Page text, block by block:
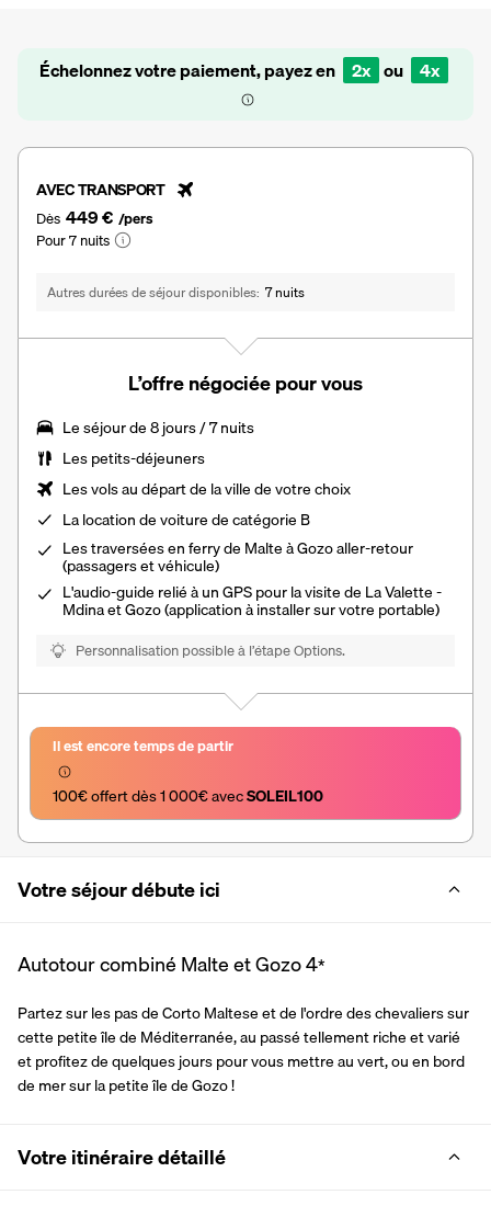
Échelonnez votre paiement, payez en 2x ou 4x
AVEC TRANSPORT
Dès 449 € /pers
Pour 7 nuits
Autres durées de séjour disponibles 7 nuits
L’offre négociée pour vous
Leséjour de 8 jours / 7 nuits
Lespetits-déjeuners
Les vols au départ de la ville de votre choix
Lalocation de voiturede catégorie B
Les traversées en ferry de Malte à Gozo aller-retour
(passagers et véhicule)
L'audio-guide relié à un GPS pour la visite de La Valette -
Mdina et Gozo (application à installer sur votre portable)
Personnalisation possible à l’étape Options.
Il est encore temps de partir
100€ offert dès 1 000€ avec SOLEIL100
Votre séjour débute ici
Autotour combiné Malte et Gozo4*
Partez sur les pas de Corto Maltese et de l'ordre des chevaliers sur
cette petite île de Méditerranée, au passé tellement riche et varié
et profitez de quelques jours pour vous mettre au vert, ou en bord
de mer sur la petite île de Gozo !
Votre itinéraire détaillé